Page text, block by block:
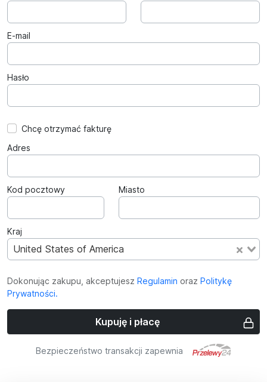
E-mail
Hasło
Chcę otrzymać fakturę
Adres
Kod pocztowy Miasto
Kraj
United States of America
Dokonując zakupu, akceptujesz Regulamin oraz Politykę
Prywatności.
Kupuję i płacę
Bezpieczeństwo transakcji zapewnia